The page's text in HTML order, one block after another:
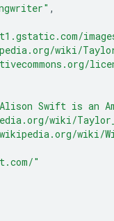
,
wiki/
Swift is an
wiki/
wiki/
"